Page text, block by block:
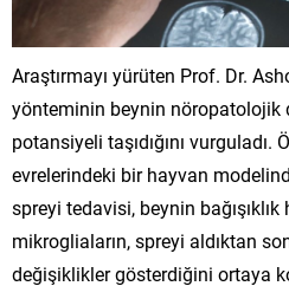
Araştırmayı yürüten Prof. Dr.
yönteminin beynin nöropatolojik
potansiyeli taşıdığını vurguladı.
evrelerindeki bir hayvan
spreyi tedavisi, beynin
mikrogliaların, spreyi aldıktan
değişiklikler gösterdiğini ortaya